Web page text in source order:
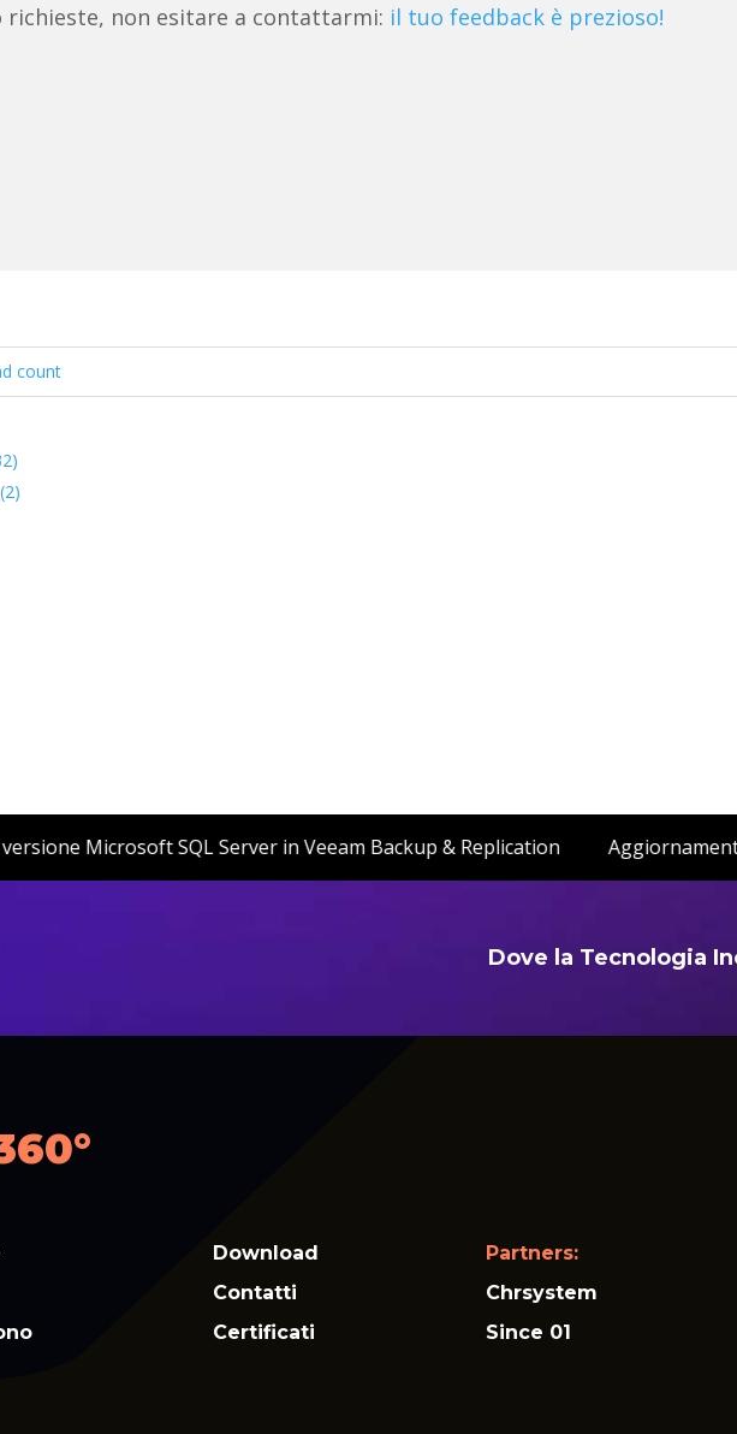
richieste, non esitare a contattarmi: il tuo feedback è prezioso!
count
versione Microsoft SQL Server in Veeam Backup & Replication
Dove la Tecnologia
Download
Contatti
Certificati
Partners:
Chrsystem
Since 01